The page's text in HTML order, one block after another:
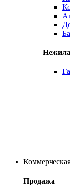
Коммерческая
Продажа